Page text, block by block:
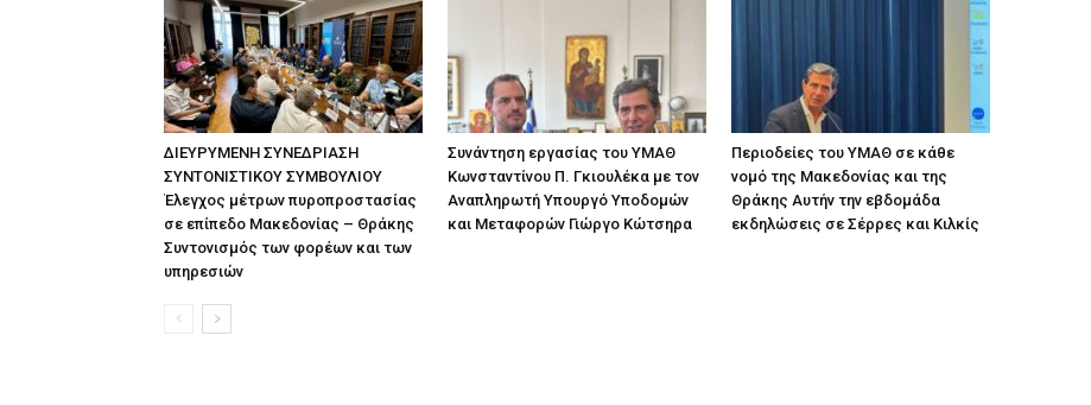
ΔΙΕΥΡΥΜΕΝΗ ΣΥΝΕΔΡΙΑΣΗ
ΣΥΝΤΟΝΙΣΤΙΚΟΥ ΣΥΜΒΟΥΛΙΟΥ
Έλεγχος μέτρων πυροπροστασίας
σε επίπεδο Μακεδονίας – Θράκης
Συντονισμός των φορέων και των
υπηρεσιών
Συνάντηση εργασίας του ΥΜΑΘ
Κωνσταντίνου Π. Γκιουλέκα με τον
Αναπληρωτή Υπουργό Υποδομών
και Μεταφορών Γιώργο Κώτσηρα
Περιοδείες του ΥΜΑΘ σε κάθε
νομό της Μακεδονίας και της
Θράκης Αυτήν την εβδομάδα
εκδηλώσεις σε Σέρρες και Κιλκίς